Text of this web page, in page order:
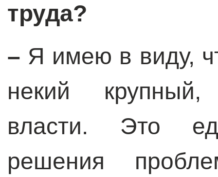
труда?
– Я имею в виду,
некий
власти. Это
решения